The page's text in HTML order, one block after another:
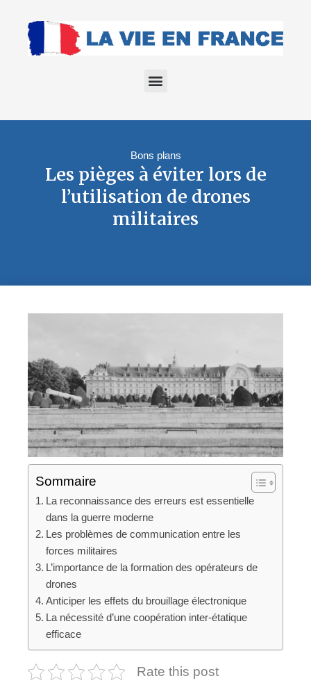
Bons plans
Les pièges à éviter lors de
l’utilisation de drones
militaires
Sommaire
La reconnaissance des erreurs est essentielle
dans la guerre moderne
Les problèmes de communication entre les
forces militaires
L’importance de la formation des opérateurs de
drones
Anticiper les effets du brouillage électronique
La nécessité d’une coopération inter-étatique
efficace
Rate this post